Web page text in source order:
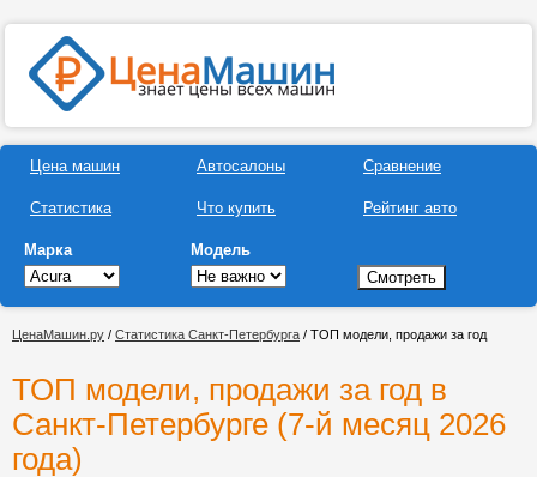
Цена машин
Статистика
Автосалоны
Что купить
Сравнение
Рейтинг авто
Марка Модель
ЦенаМашин.ру / Статистика Санкт-Петербурга / ТОП модели, продажи за год
ТОП модели, продажи за год в
Санкт-Петербурге (7-й месяц 2026
года)